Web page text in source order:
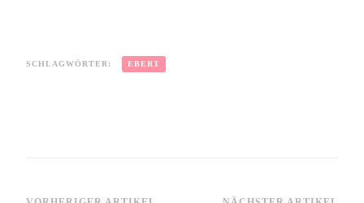
SCHLAGWÖRTER: EBERT